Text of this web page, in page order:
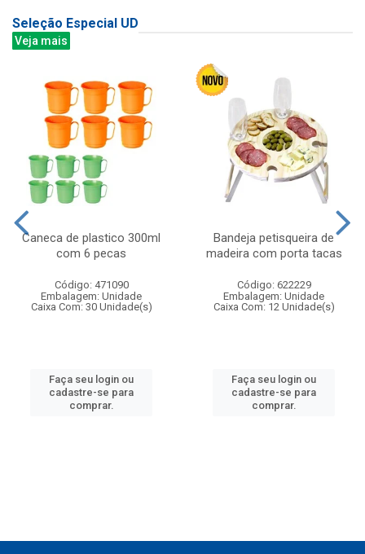
Seleção Especial UD
Veja mais
Caneca de plastico 300ml
com 6 pecas
Código: 471090
Embalagem: Unidade
Caixa Com: 30 Unidade(s)
Faça seu login ou
cadastre-se para
comprar.
Bandeja petisqueira de
madeira com porta tacas
Código: 622229
Embalagem: Unidade
Caixa Com: 12 Unidade(s)
Faça seu login ou
cadastre-se para
comprar.